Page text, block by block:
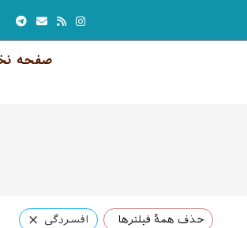
صفحه
حذف همهٔ فیلترها افسردگی ×